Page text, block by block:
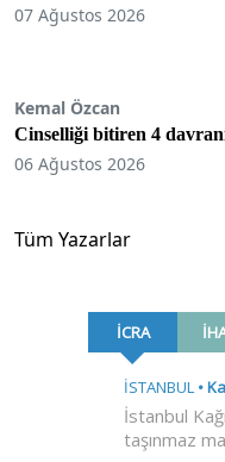
07 Ağustos 2026
Kemal Özcan
Cinselliği bitiren 4
06 Ağustos 2026
Tüm Yazarlar